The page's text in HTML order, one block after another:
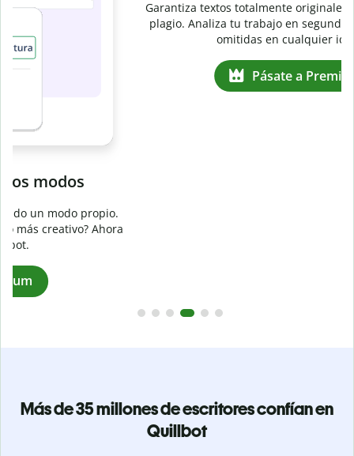
Evita
Garantiza textos totalmente originales con el detector de
plagio. Analiza tu trabajo en segundos e identifica citas
Más de 35 millones de escritores confían en
Quillbot